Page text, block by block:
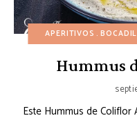
APERITIVOS
Hummus
Este Hummus de